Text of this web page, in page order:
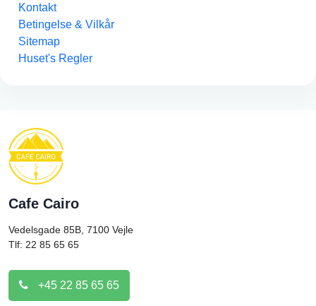
Kontakt
Betingelse & Vilkår
Sitemap
Huset's Regler
Cafe Cairo
Vedelsgade 85B, 7100 Vejle
Tlf: 22 85 65 65
+45 22 85 65 65